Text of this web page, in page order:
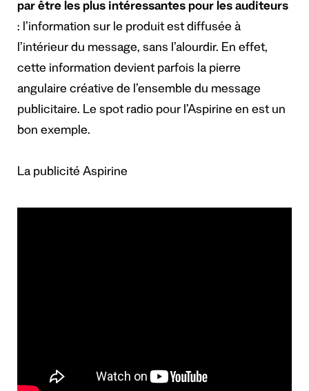
par être les plus intéressantes pour les auditeurs
: l’information sur le produit est diffusée à
l’intérieur du message, sans l’alourdir. En effet,
cette information devient parfois la pierre
angulaire créative de l’ensemble du message
publicitaire. Le spot radio pour l’Aspirine en est un
bon exemple.
La publicité Aspirine